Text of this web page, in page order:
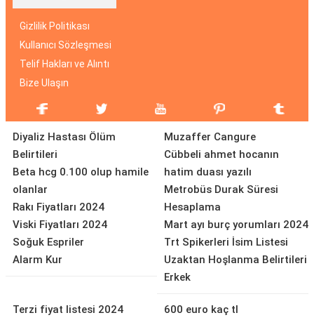
Gizlilik Politikası
Kullanıcı Sözleşmesi
Telif Hakları ve Alıntı
Bize Ulaşın
Diyaliz Hastası Ölüm
Belirtileri
Beta hcg 0.100 olup hamile
olanlar
Rakı Fiyatları 2024
Viski Fiyatları 2024
Soğuk Espriler
Alarm Kur
Muzaffer Cangure
Cübbeli ahmet hocanın
hatim duası yazılı
Metrobüs Durak Süresi
Hesaplama
Mart ayı burç yorumları 2024
Trt Spikerleri İsim Listesi
Uzaktan Hoşlanma Belirtileri
Erkek
Terzi fiyat listesi 2024
600 euro kaç tl